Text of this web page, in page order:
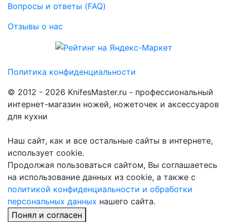
Вопросы и ответы (FAQ)
Отзывы о нас
Политика конфиденциальности
© 2012 - 2026 KnifesMaster.ru - профессиональный
интернет-магазин ножей, ножеточек и аксессуаров
для кухни
Наш сайт, как и все остальные сайты в интернете,
использует cookie.
Продолжая пользоваться сайтом, Вы соглашаетесь
на использование данных из cookie, а также с
политикой конфиденциальности и обработки
персональных данных нашего сайта.
Понял и согласен